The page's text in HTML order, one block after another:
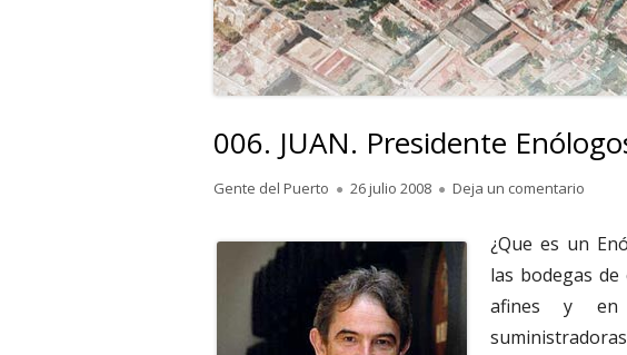
006. JUAN. Presidente
Autor
Gente del Puerto
Publicado
26 julio 2008 Deja un comentario
¿Que es un
las bodegas
afines y en